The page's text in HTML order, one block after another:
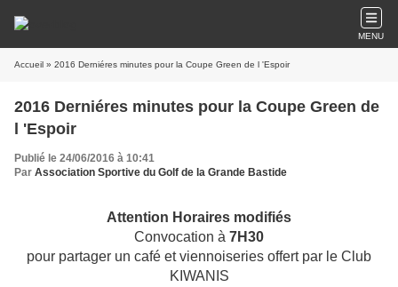
MENU
Accueil » 2016 Derniéres minutes pour la Coupe Green de l 'Espoir
2016 Derniéres minutes pour la Coupe Green de
l 'Espoir
Publié le 24/06/2016 à 10:41
Par Association Sportive du Golf de la Grande Bastide
Attention Horaires modifiés
Convocation à 7H30
pour partager un café et viennoiseries offert par le Club
KIWANIS